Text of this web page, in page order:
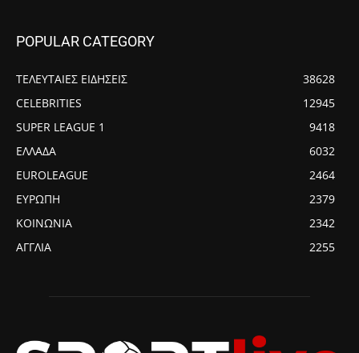
POPULAR CATEGORY
ΤΕΛΕΥΤΑΙΕΣ ΕΙΔΗΣΕΙΣ
38628
CELEBRITIES
12945
SUPER LEAGUE 1
9418
ΕΛΛΑΔΑ
6032
EUROLEAGUE
2464
ΕΥΡΩΠΗ
2379
ΚΟΙΝΩΝΙΑ
2342
ΑΓΓΛΙΑ
2255